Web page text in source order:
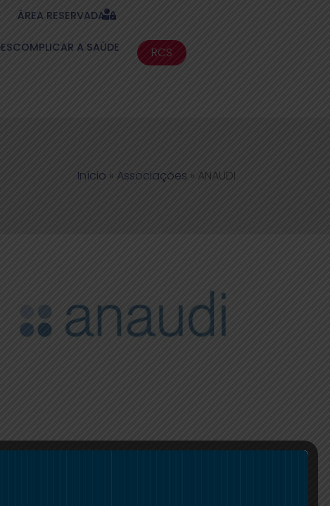
ÁREA RESERVADA
A SAÚDE RCS
Início » Associações » ANAUDI